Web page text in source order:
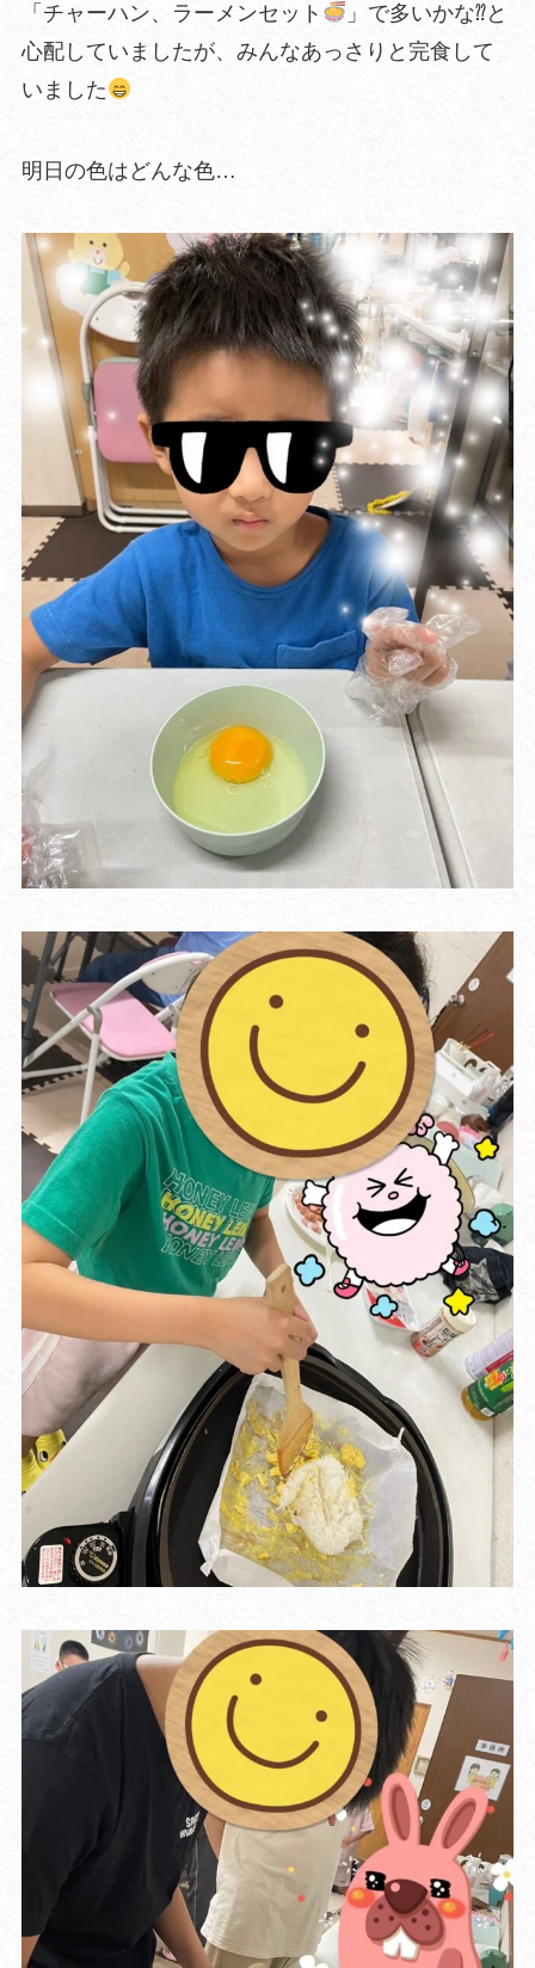
「チャーハン、ラーメンセット
」で多いかな⁇と
心配していましたが、みんなあっさりと完食して
いました
明日の色はどんな色…